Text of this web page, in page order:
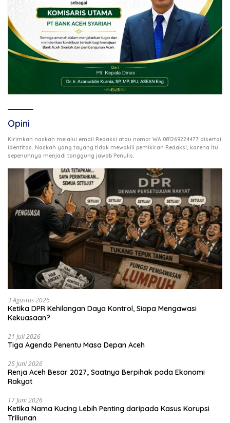
Opini
Kirimkan naskah melalui email Redaksi atau nomor WA 081269224477 disertai
identitas. Naskah yang tayang tidak mewakili pemikiran Redaksi, karena itu
sepenuhnya menjadi tanggung jawab Penulis
3 Agustus 2026
Ketika DPR Kehilangan Daya Kontrol, Siapa Mengawasi
Kekuasaan?
21 Juli 2026
Tiga Agenda Penentu Masa Depan Aceh
25 Juni 2026
Renja Aceh Besar 2027; Saatnya Berpihak pada Ekonomi
Rakyat
17 Juni 2026
Ketika Nama Kucing Lebih Penting daripada Kasus Korupsi
Triliunan